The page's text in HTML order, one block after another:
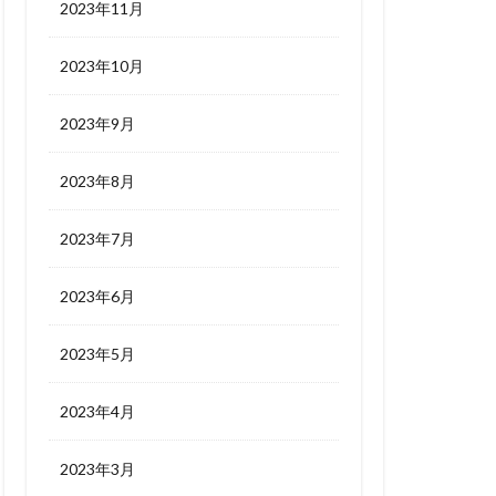
2023年11月
2023年10月
2023年9月
2023年8月
2023年7月
2023年6月
2023年5月
2023年4月
2023年3月